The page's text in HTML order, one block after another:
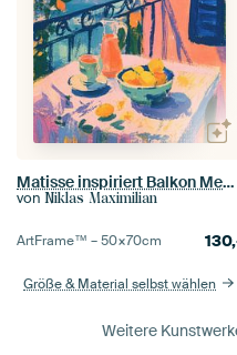
Matisse inspiriert Balkon Meer Zitronen Gouache
von Niklas Maximilian
ArtFrame™ –50×70cm
Größe & Material selbst wählen
Weitere